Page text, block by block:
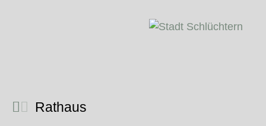
Rathaus